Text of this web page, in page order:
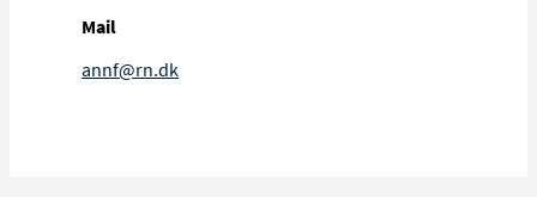
Mail
annf@rn.dk